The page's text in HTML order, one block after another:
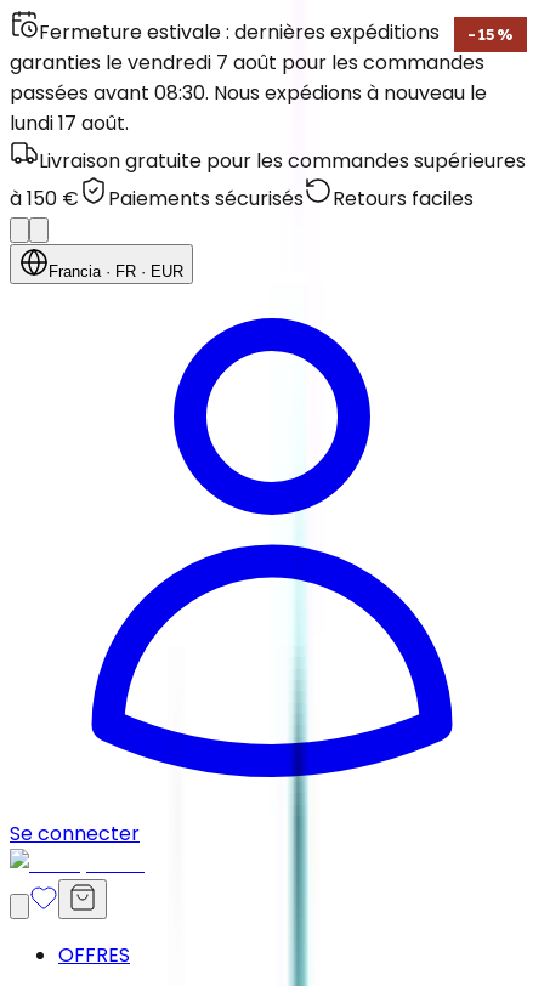
Fermeture estivale : dernières expéditions
garanties le vendredi 7 août pour les commandes
passées avant 08:30. Nous expédions à nouveau le
lundi 17 août.
Livraison gratuite pour les commandes supérieures
à 150 €
Paiements sécurisés Retours faciles
Francia· FR · EUR
Se connecter
OFFRES
- 15 %